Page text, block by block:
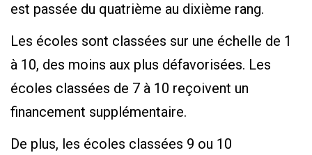
est passée du quatrième au dixième rang.
Les écoles sont classées sur une échelle de 1
à 10, des moins aux plus défavorisées. Les
écoles classées de 7 à 10 reçoivent un
financement supplémentaire.
De plus, les écoles classées 9 ou 10